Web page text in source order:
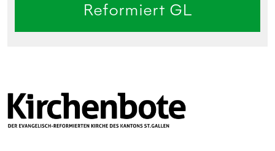
Reformiert GL